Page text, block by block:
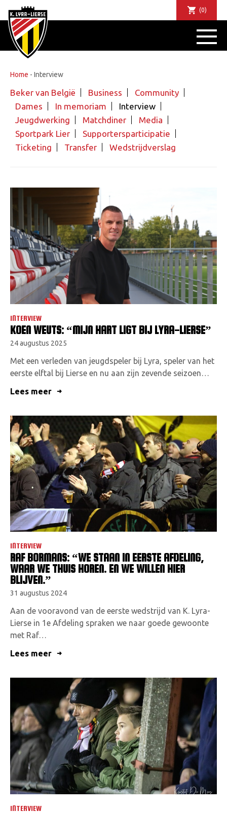
(0)
Home - Interview
Beker van België Business
Community
Dames
In memoriam
Interview
Jeugdwerking
Matchdiner
Media
Sportpark Lier
Supportersparticipatie
Ticketing
Transfer Wedstrijdverslag
INTERVIEW
KOEN WEUTS: “MIJN HART LIGT BIJ LYRA-LIERSE”
24 augustus 2025
Met een verleden van jeugdspeler bij Lyra, speler van het
eerste elftal bij Lierse en nu aan zijn zevende seizoen…
Lees meer
INTERVIEW
RAF BORMANS: “WE STAAN IN EERSTE AFDELING,
WAAR WE THUIS HOREN. EN WE WILLEN HIER
BLIJVEN.”
31 augustus 2024
Aan de vooravond van de eerste wedstrijd van K. Lyra-
Lierse in 1e Afdeling spraken we naar goede gewoonte
met Raf…
Lees meer
INTERVIEW
NIEUWS
DE CLUB
TICKETS
ABONNEMENTEN
COMMUNITY
FANSHOP
FAQ
VACATURES
CONTACTEER ONS